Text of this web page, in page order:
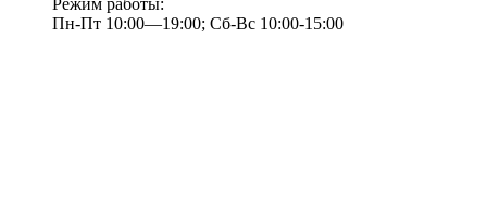
Режим работы:
Пн-Пт 10:00—19:00; Сб-Вс 10:00-15:00